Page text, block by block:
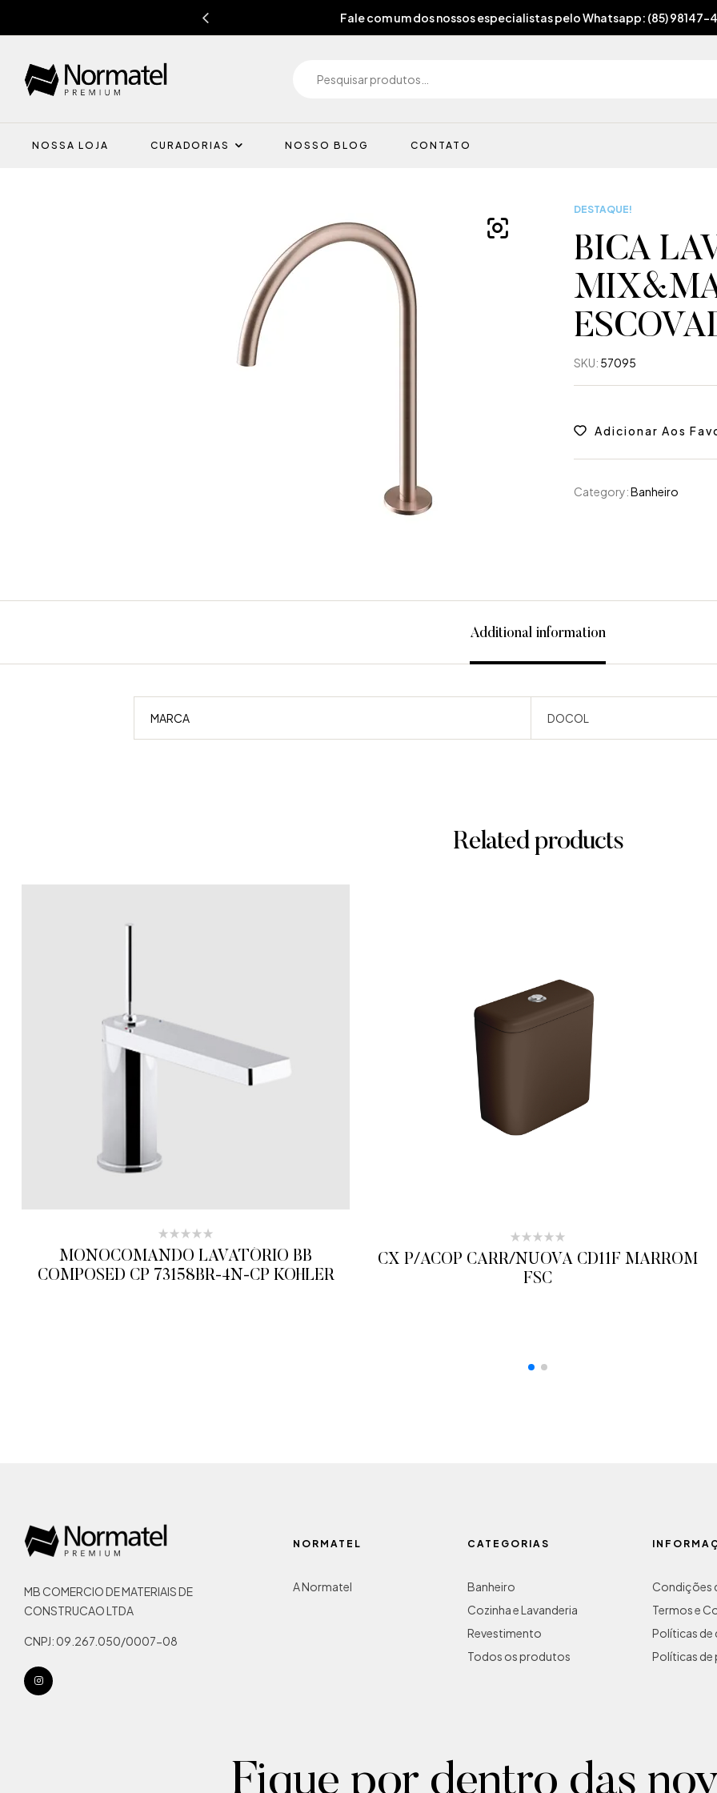
Fale com um dos nossos especialistas pelo Whatsapp: (85) 98147-
NOSSA LOJA CURADORIAS NOSSO BLOG CONTATO
DESTAQUE!
BICA
SKU: 57095
Adicionar Aos
Category:Banheiro
Additional information
MARCA DOCOL
Related products
MONOCOMANDO LAVATÓRIO BB
COMPOSED CP 73158BR-4N-CP KOHLER
CX P/ACOP CARR/NUOVA CD11F MARROM
FSC
MB COMERCIO DE MATERIAIS DE
CONSTRUCAO LTDA
CNPJ: 09.267.050/0007-08
NORMATEL
A Normatel
CATEGORIAS
Banheiro
Cozinha e Lavanderia
Revestimento
Todos os produtos
Condições
Termos e
Políticas
Políticas de